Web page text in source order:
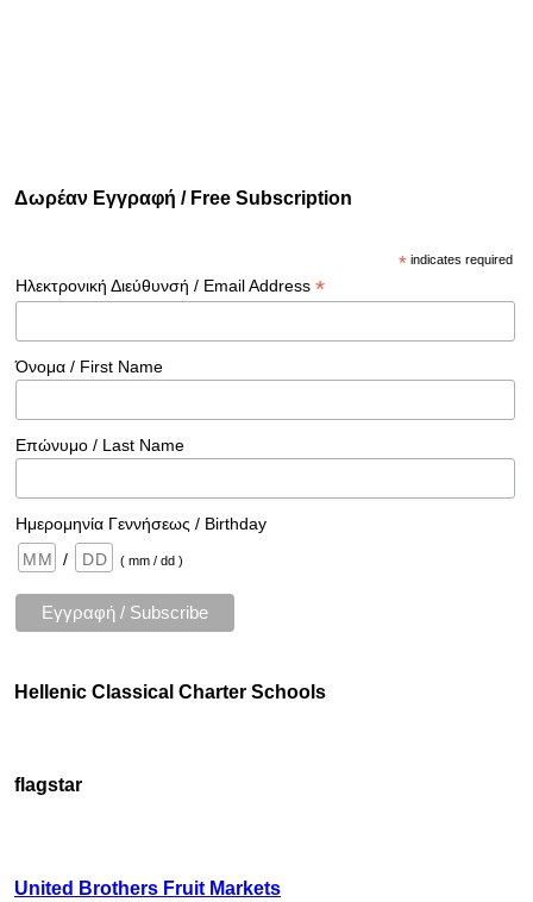
Δωρέαν Εγγραφή / Free Subscription
*indicates required
Ηλεκτρονική Διεύθυνσή / Email Address*
Όνομα / First Name
Επώνυμο / Last Name
Ημερομηνία Γεννήσεως / Birthday
/
( mm / dd )
Hellenic Classical Charter Schools
flagstar
United Brothers Fruit Markets